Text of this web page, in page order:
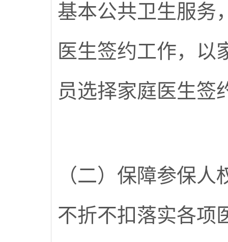
基本公共卫生服务
医生签约工作，以
员选择家庭医生签
（二）保障参保
不折不扣落实各项